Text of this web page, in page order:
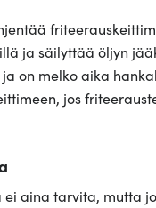
ja säilyttää öljyn
on melko aika
jos
ei aina tarvita, mutta